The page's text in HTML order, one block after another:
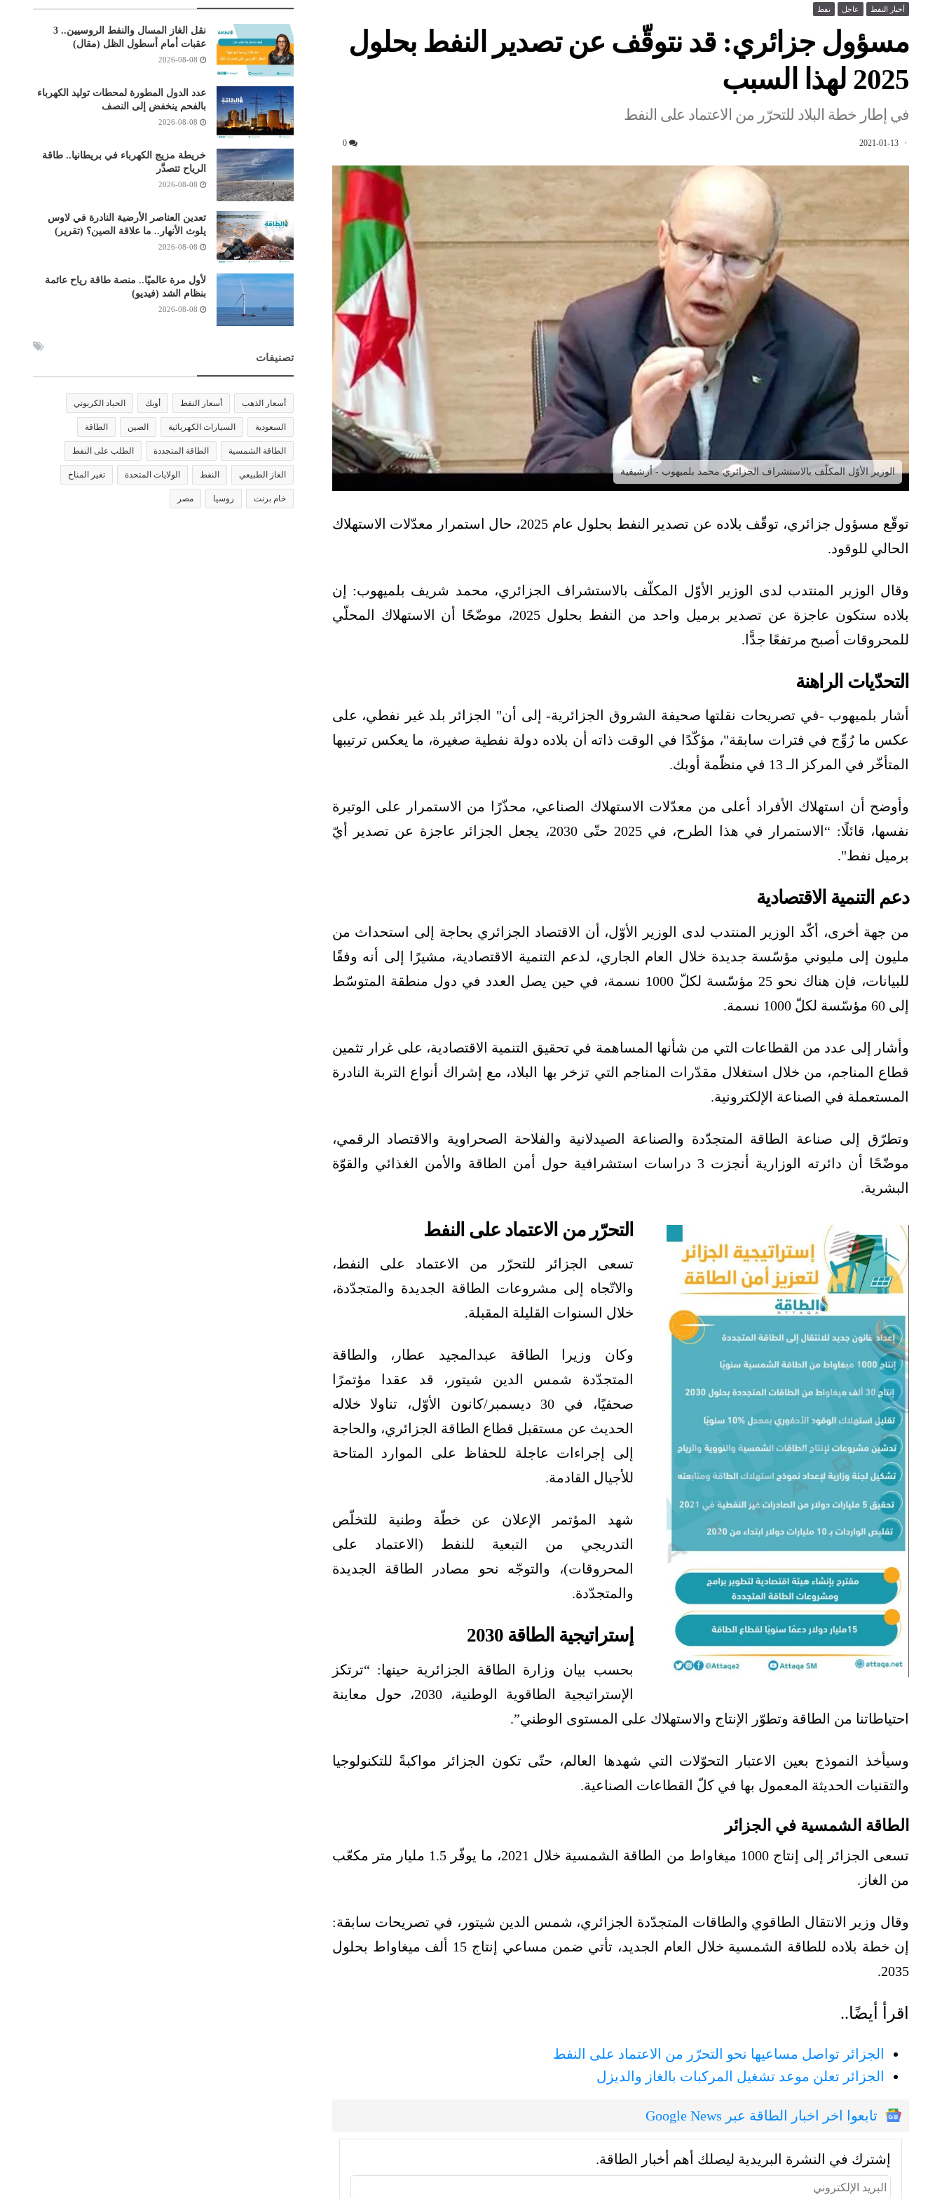
أخبار النفط عاجل نفط
مسؤول جزائري: قد نتوقّف عن تصدير النفط بحلول
2025 لهذا السبب
في إطار خطة البلاد للتحرّر من الاعتماد على النفط
2021-01-13
0
الوزير الأوّل المكلّف بالاستشراف الجزائري محمد بلميهوب - أرشيفية
توقّع مسؤول جزائري، توقّف بلاده عن تصدير النفط بحلول عام 2025، حال استمرار معدّلات الاستهلاك
الحالي للوقود.
وقال الوزير المنتدب لدى الوزير الأوّل المكلّف بالاستشراف الجزائري، محمد شريف بلميهوب: إن
بلاده ستكون عاجزة عن تصدير برميل واحد من النفط بحلول 2025، موضّحًا أن الاستهلاك المحلّي
للمحروقات أصبح مرتفعًا جدًّا.
التحدّيات الراهنة
أشار بلميهوب -في تصريحات نقلتها صحيفة الشروق الجزائرية- إلى أن" الجزائر بلد غير نفطي، على
عكس ما رُوِّج في فترات سابقة"، مؤكّدًا في الوقت ذاته أن بلاده دولة نفطية صغيرة، ما يعكس ترتيبها
المتأخّر في المركز الـ 13 في منظّمة أوبك.
وأوضح أن استهلاك الأفراد أعلى من معدّلات الاستهلاك الصناعي، محذّرًا من الاستمرار على الوتيرة
نفسها، قائلًا: “الاستمرار في هذا الطرح، في 2025 حتّى 2030، يجعل الجزائر عاجزة عن تصدير أيّ
برميل نفط".
دعم التنمية الاقتصادية
من جهة أخرى، أكّد الوزير المنتدب لدى الوزير الأوّل، أن الاقتصاد الجزائري بحاجة إلى استحداث من
مليون إلى مليوني مؤسّسة جديدة خلال العام الجاري، لدعم التنمية الاقتصادية، مشيرًا إلى أنه وفقًا
للبيانات، فإن هناك نحو 25 مؤسّسة لكلّ 1000 نسمة، في حين يصل العدد في دول منطقة المتوسّط
إلى 60 مؤسّسة لكلّ 1000 نسمة.
وأشار إلى عدد من القطاعات التي من شأنها المساهمة في تحقيق التنمية الاقتصادية، على غرار تثمين
قطاع المناجم، من خلال استغلال مقدّرات المناجم التي تزخر بها البلاد، مع إشراك أنواع التربة النادرة
المستعملة في الصناعة الإلكترونية.
وتطرّق إلى صناعة الطاقة المتجدّدة والصناعة الصيدلانية والفلاحة الصحراوية والاقتصاد الرقمي،
موضّحًا أن دائرته الوزارية أنجزت 3 دراسات استشرافية حول أمن الطاقة والأمن الغذائي والقوّة
البشرية.
التحرّر من الاعتماد على النفط
تسعى الجزائر للتحرّر من الاعتماد على النفط،
والاتّجاه إلى مشروعات الطاقة الجديدة والمتجدّدة،
خلال السنوات القليلة المقبلة.
وكان وزيرا الطاقة عبدالمجيد عطار، والطاقة
المتجدّدة شمس الدين شيتور، قد عقدا مؤتمرًا
صحفيًا، في 30 ديسمبر/كانون الأوّل، تناولا خلاله
الحديث عن مستقبل قطاع الطاقة الجزائري، والحاجة
إلى إجراءات عاجلة للحفاظ على الموارد المتاحة
للأجيال القادمة.
شهد المؤتمر الإعلان عن خطّة وطنية للتخلّص
التدريجي من التبعية للنفط (الاعتماد على
المحروقات)، والتوجّه نحو مصادر الطاقة الجديدة
والمتجدّدة.
إستراتيجية الطاقة 2030
بحسب بيان وزارة الطاقة الجزائرية حينها: “ترتكز
الإستراتيجية الطاقوية الوطنية، 2030، حول معاينة
احتياطاتنا من الطاقة وتطوّر الإنتاج والاستهلاك على المستوى الوطني”.
وسيأخذ النموذج بعين الاعتبار التحوّلات التي شهدها العالم، حتّى تكون الجزائر مواكبةً للتكنولوجيا
والتقنيات الحديثة المعمول بها في كلّ القطاعات الصناعية.
الطاقة الشمسية في الجزائر
تسعى الجزائر إلى إنتاج 1000 ميغاواط من الطاقة الشمسية خلال 2021، ما يوفّر 1.5 مليار متر مكعّب
من الغاز.
وقال وزير الانتقال الطاقوي والطاقات المتجدّدة الجزائري، شمس الدين شيتور، في تصريحات سابقة:
إن خطة بلاده للطاقة الشمسية خلال العام الجديد، تأتي ضمن مساعي إنتاج 15 ألف ميغاواط بحلول
2035.
اقرأ أيضًا..
الجزائر تواصل مساعيها نحو التحرّر من الاعتماد على النفط
الجزائر تعلن موعد تشغيل المركبات بالغاز والديزل
تابعوا اخر اخبار الطاقة عبر Google News
إشترك في النشرة البريدية ليصلك أهم أخبار الطاقة.
نقل الغاز المسال والنفط الروسيين.. 3
عقبات أمام أسطول الظل (مقال)
2026-08-08
عدد الدول المطورة لمحطات توليد الكهرباء
بالفحم ينخفض إلى النصف
2026-08-08
خريطة مزيج الكهرباء في بريطانيا.. طاقة
الرياح تتصدَّر
2026-08-08
تعدين العناصر الأرضية النادرة في لاوس
يلوث الأنهار.. ما علاقة الصين؟ (تقرير)
2026-08-08
لأول مرة عالميًا.. منصة طاقة رياح عائمة
بنظام الشد (فيديو)
2026-08-08
تصنيفات
أسعار الذهب أسعار النفط أوبك الحياد الكربوني
السعودية السيارات الكهربائية الصين الطاقة
الطاقة الشمسية الطاقة المتجددة الطلب على النفط
الغاز الطبيعي النفط الولايات المتحدة تغير المناخ
خام برنت روسيا مصر